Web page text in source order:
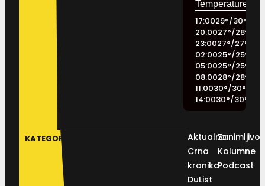
17:0029°/30°
20:0027°/28°
23:0027°/27°
02:0025°/25°
05:0025°/25°
08:0028°/28°
11:0030°/30°
14:0030°/30°
KATEGORIJE
Aktualno
Crna
kronika
DuList
Kolumne
Podcast